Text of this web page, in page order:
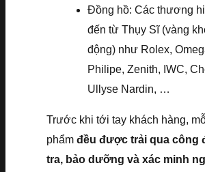
Đồng hồ: Các thương
đến từ Thụy Sĩ (vàng
động) như Rolex,
Philipe, Zenith, IWC,
Ullyse Nardin, …
Trước khi tới tay khách hàng,
phẩm đều được trải qua công
tra, bảo dưỡng và xác minh